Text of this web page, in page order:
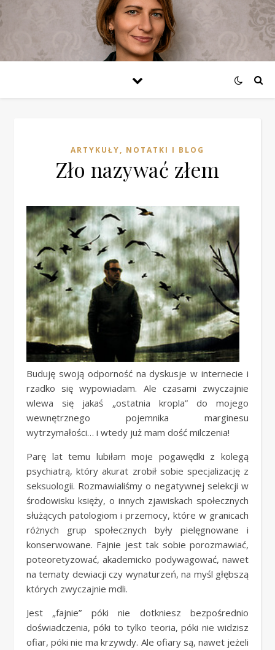
ARTYKUŁY, NOTATKI I BLOG
Zło nazywać złem
Buduję swoją odporność na dyskusje w internecie i
rzadko się wypowiadam. Ale czasami zwyczajnie
wlewa się jakaś „ostatnia kropla” do mojego
wewnętrznego pojemnika marginesu
wytrzymałości… i wtedy już mam dość milczenia!
Parę lat temu lubiłam moje pogawędki z kolegą
psychiatrą, który akurat zrobił sobie specjalizację z
seksuologii. Rozmawialiśmy o negatywnej selekcji w
środowisku księży, o innych zjawiskach społecznych
służących patologiom i przemocy, które w granicach
różnych grup społecznych były pielęgnowane i
konserwowane. Fajnie jest tak sobie porozmawiać,
poteoretyzować, akademicko podywagować, nawet
na tematy dewiacji czy wynaturzeń, na myśl głębszą
których zwyczajnie mdli.
Jest „fajnie” póki nie dotkniesz bezpośrednio
doświadczenia, póki to tylko teoria, póki nie widzisz
ofiar, póki nie ma krzywdy. Ale ofiary są, nawet jeżeli